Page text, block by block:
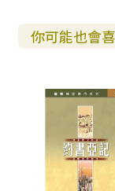
你可能也會